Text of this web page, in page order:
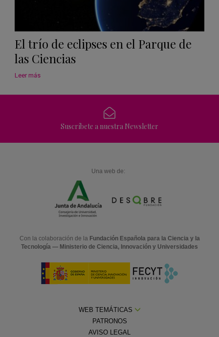
El trío de eclipses en el Parque de
las Ciencias
Leer más
Suscríbete a nuestra Newsletter
Una web de:
Con la colaboración de la Fundación Española para la Ciencia y la
Tecnología — Ministerio de Ciencia, Innovación y Universidades
WEB TEMÁTICAS
PATRONOS
AVISO LEGAL